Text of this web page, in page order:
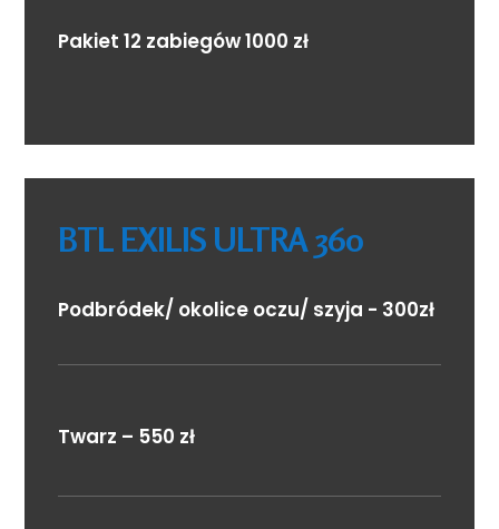
Pakiet 12 zabiegów 1000 zł
BTL EXILIS ULTRA 360
Podbródek/ okolice oczu/ szyja - 300zł
Twarz – 550 zł